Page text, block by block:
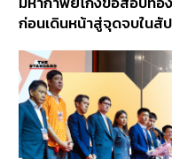
ก่อนเดินหน้าสู่จุดจบในสั